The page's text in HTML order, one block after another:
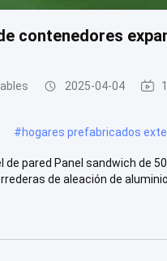
contenedores
2025-04-04
#hogares prefabricados
pared Panel sandwich de
de aleación de aluminio